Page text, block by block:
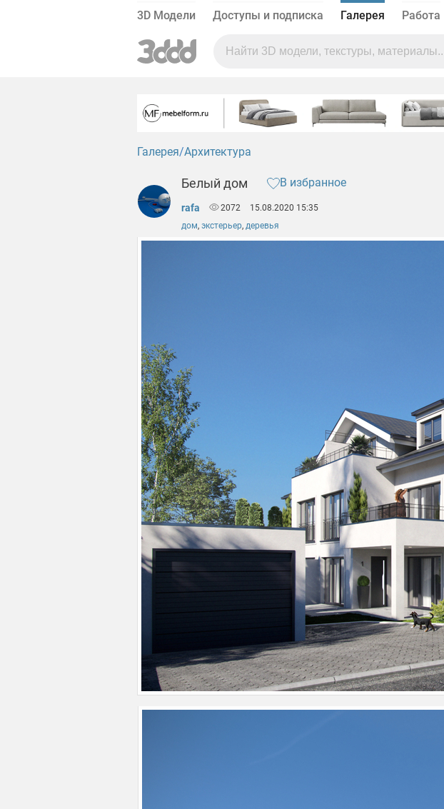
3D Модели Доступы и подписка Галерея Работа
Галерея Архитектура
Белый дом В избранное
rafa 2072
15.08.2020 15:35
дом, экстерьер, деревья